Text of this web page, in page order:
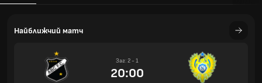
Найближчий матч
Заг: 2 - 1
20:00